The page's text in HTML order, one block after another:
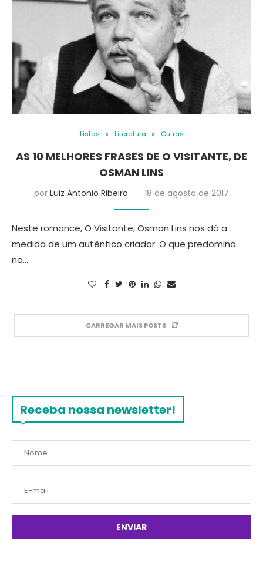
Listas Literatura Outras
AS 10 MELHORES FRASES DE O VISITANTE, DE
OSMAN LINS
por Luiz Antonio Ribeiro 18 de agosto de 2017
Neste romance, O Visitante, Osman Lins nos dá a
medida de um autêntico criador. O que predomina
na…
CARREGAR MAIS POSTS
Receba nossa newsletter!